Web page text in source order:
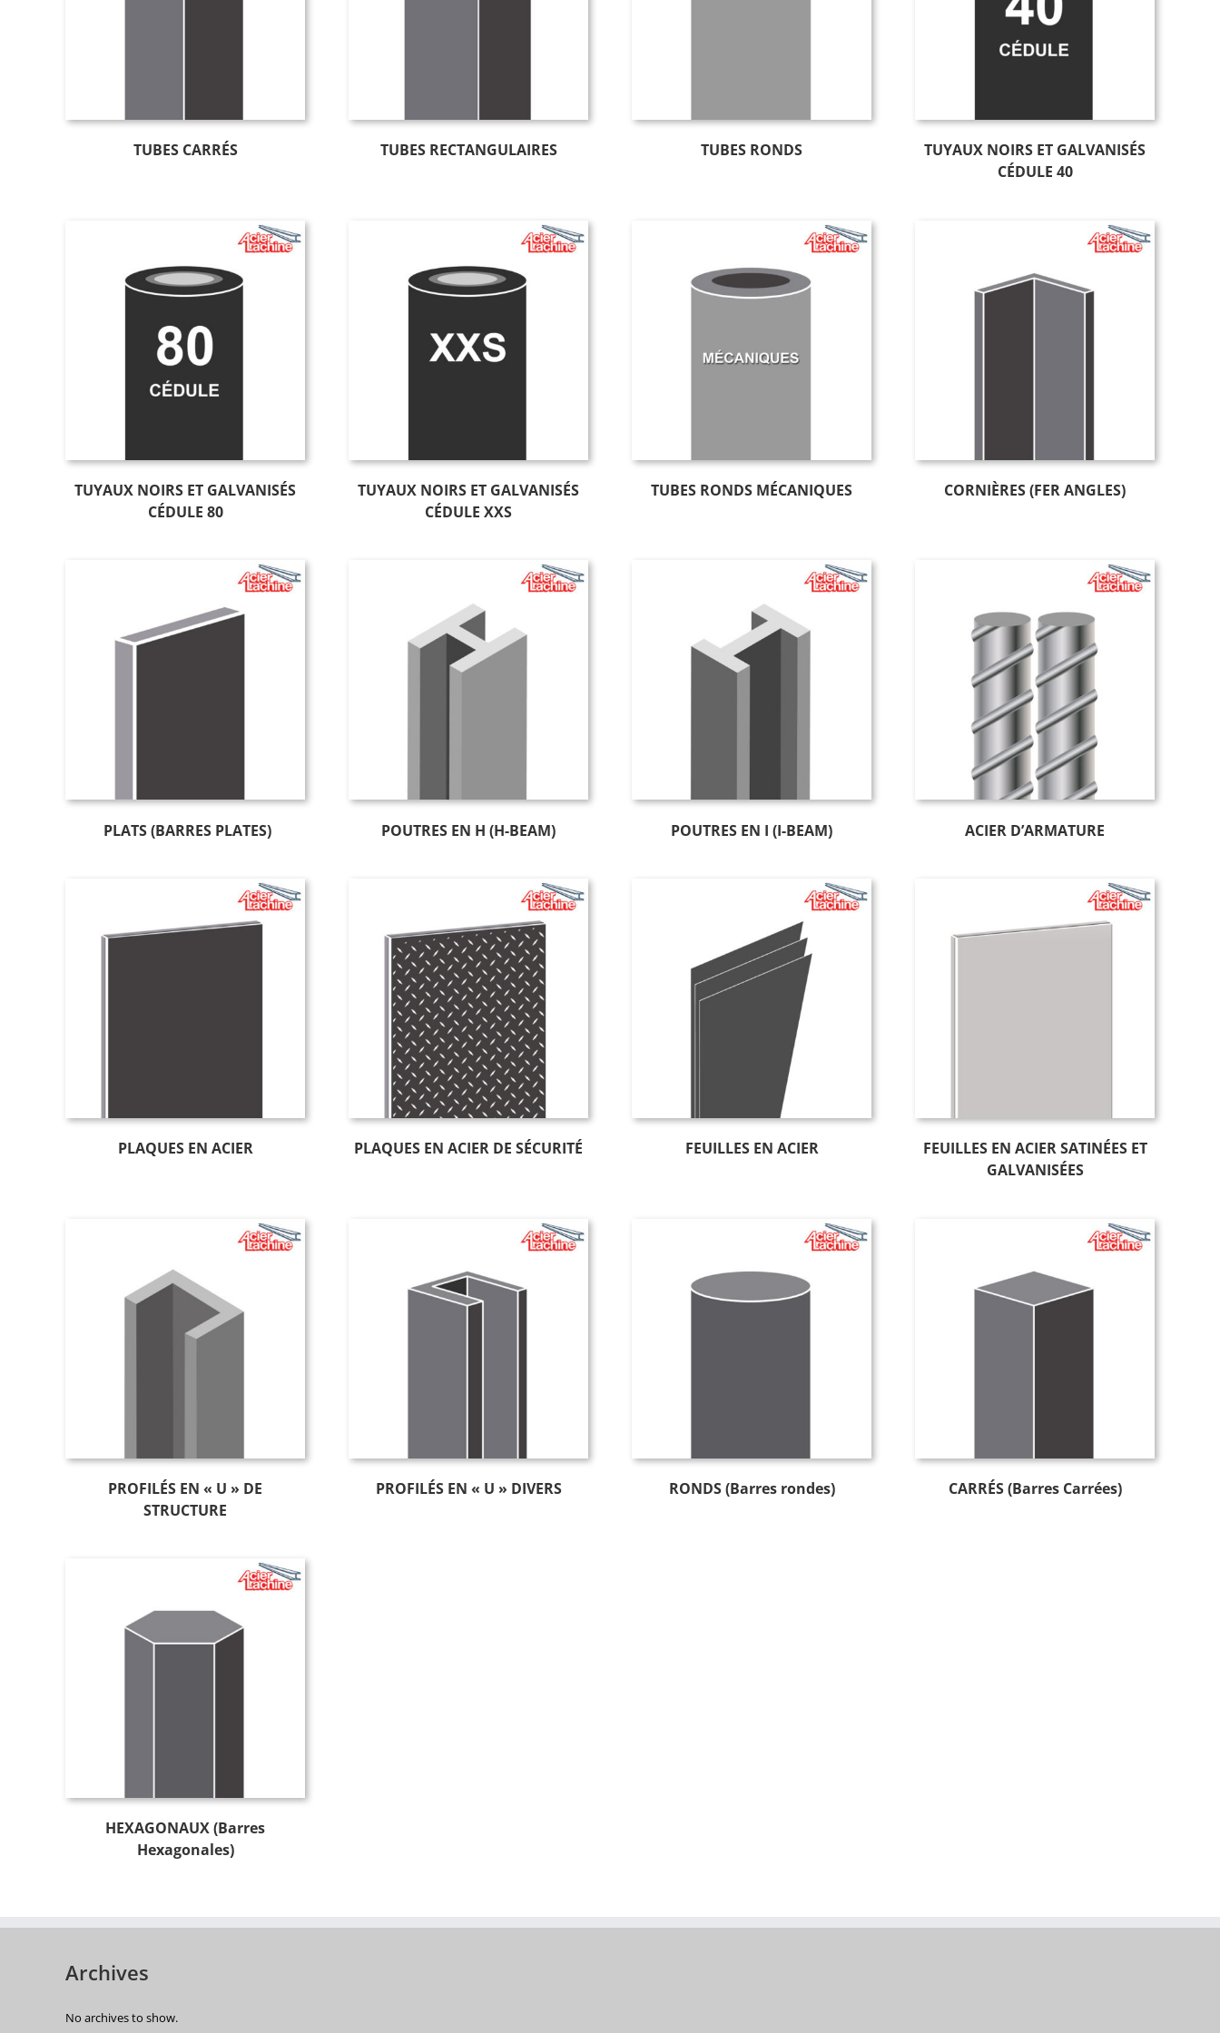
TUBES CARRÉS TUBES RECTANGULAIRES TUBES RONDS
TUYAUX NOIRS ET GALVANISÉS
CÉDULE 40
TUYAUX NOIRS ET GALVANISÉS
CÉDULE 80
TUYAUX NOIRS ET GALVANISÉS
CÉDULE XXS
TUBES RONDS MÉCANIQUES CORNIÈRES (FER ANGLES)
PLATS (BARRES PLATES) POUTRES EN H (H-BEAM) POUTRES EN I (I-BEAM) ACIER D’ARMATURE
PLAQUES EN ACIER PLAQUES EN ACIER DE SÉCURITÉ FEUILLES EN ACIER
FEUILLES EN ACIER SATINÉES ET
GALVANISÉES
PROFILÉS EN « U » DE
STRUCTURE
PROFILÉS EN « U » DIVERS RONDS (Barres rondes) CARRÉS (Barres Carrées)
HEXAGONAUX (Barres
Hexagonales)
Archives
No archives to show.